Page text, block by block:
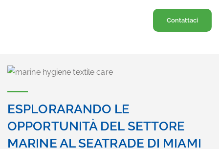
Contattaci
ESPLORARANDO LE
OPPORTUNITÀ DEL SETTORE
MARINE AL SEATRADE DI MIAMI